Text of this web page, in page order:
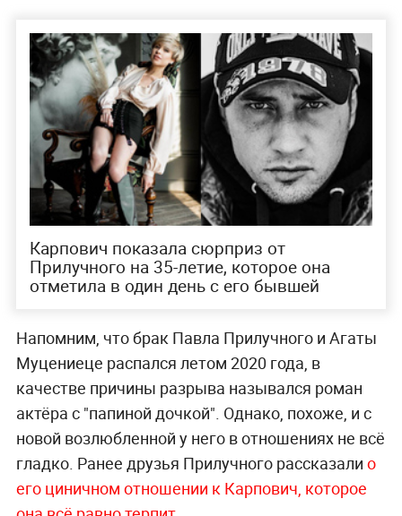
Карпович показала сюрприз от
Прилучного на 35-летие, которое она
отметила в один день с его бывшей
Напомним, что брак Павла Прилучного и Агаты
Муцениеце распался летом 2020 года, в
качестве причины разрыва назывался роман
актёра с "папиной дочкой". Однако, похоже, и с
новой возлюбленной у него в отношениях не всё
гладко. Ранее друзья Прилучного рассказали о
его циничном отношении к Карпович, которое